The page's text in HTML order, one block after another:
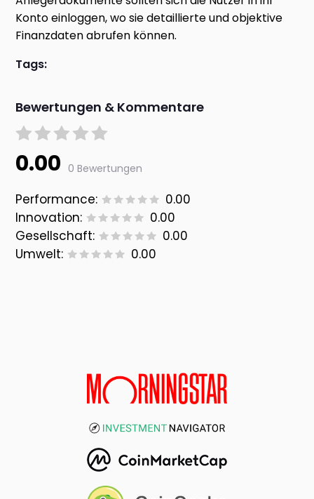
Konto einloggen, wo sie detaillierte und objektive
Finanzdaten abrufen können.
Tags:
Bewertungen & Kommentare
0.00 0 Bewertungen
Performance:
0.00
Innovation:
0.00
Gesellschaft:
0.00
Umwelt:
0.00